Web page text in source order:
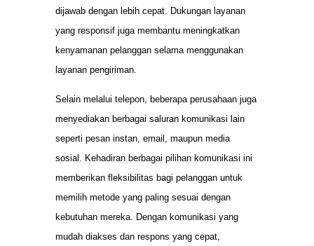
dijawab dengan lebih cepat. Dukungan layanan
yang responsif juga membantu meningkatkan
kenyamanan pelanggan selama menggunakan
layanan pengiriman.
Selain melalui telepon, beberapa perusahaan juga
menyediakan berbagai saluran komunikasi lain
seperti pesan instan, email, maupun media
sosial. Kehadiran berbagai pilihan komunikasi ini
memberikan fleksibilitas bagi pelanggan untuk
memilih metode yang paling sesuai dengan
kebutuhan mereka. Dengan komunikasi yang
mudah diakses dan respons yang cepat,